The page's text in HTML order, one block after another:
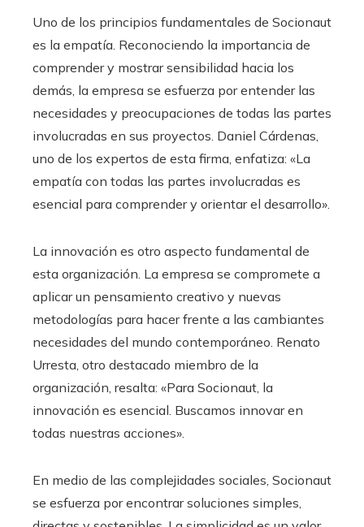
Uno de los principios fundamentales de Socionaut
es la empatía. Reconociendo la importancia de
comprender y mostrar sensibilidad hacia los
demás, la empresa se esfuerza por entender las
necesidades y preocupaciones de todas las partes
involucradas en sus proyectos. Daniel Cárdenas,
uno de los expertos de esta firma, enfatiza: «La
empatía con todas las partes involucradas es
esencial para comprender y orientar el desarrollo».
La innovación es otro aspecto fundamental de
esta organización. La empresa se compromete a
aplicar un pensamiento creativo y nuevas
metodologías para hacer frente a las cambiantes
necesidades del mundo contemporáneo. Renato
Urresta, otro destacado miembro de la
organización, resalta: «Para Socionaut, la
innovación es esencial. Buscamos innovar en
todas nuestras acciones».
En medio de las complejidades sociales, Socionaut
se esfuerza por encontrar soluciones simples,